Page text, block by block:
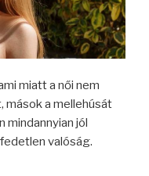
miatt a női nem
mások a mellehúsát
mindannyian jól
valóság.